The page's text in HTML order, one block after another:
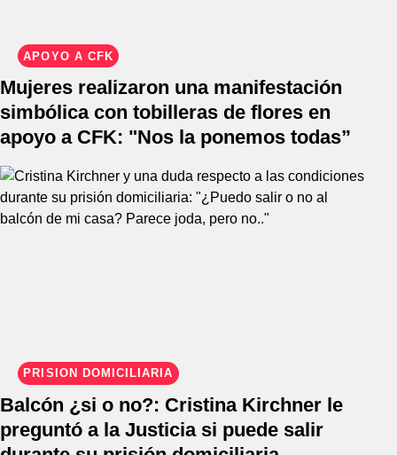
APOYO A CFK
Mujeres realizaron una manifestación
simbólica con tobilleras de flores en
apoyo a CFK: "Nos la ponemos todas”
PRISIÓN DOMICILIARIA
Balcón ¿si o no?: Cristina Kirchner le
preguntó a la Justicia si puede salir